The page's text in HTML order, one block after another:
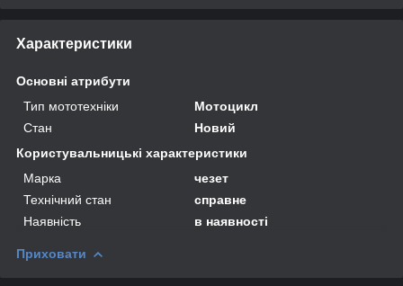
Характеристики
Основні атрибути
Тип мототехніки
Мотоцикл
Стан
Новий
Користувальницькі характеристики
Марка
чезет
Технічний стан
справне
Наявність
в наявності
Приховати